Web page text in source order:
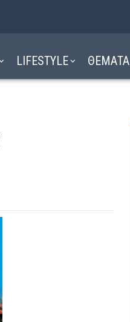
LIFESTYLE ΘΕΜΑΤΑ